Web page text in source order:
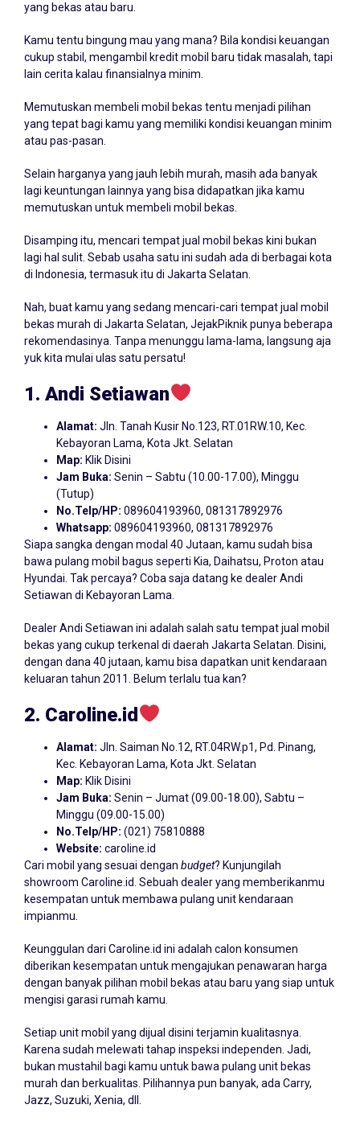
yang bekas atau baru.
Kamu tentu bingung mau yang mana? Bila kondisi keuangan
cukup stabil, mengambil kredit mobil baru tidak masalah, tapi
lain cerita kalau finansialnya minim.
Memutuskan membeli mobil bekas tentu menjadi pilihan
yang tepat bagi kamu yang memiliki kondisi keuangan minim
atau pas-pasan.
Selain harganya yang jauh lebih murah, masih ada banyak
lagi keuntungan lainnya yang bisa didapatkan jika kamu
memutuskan untuk membeli mobil bekas.
Disamping itu, mencari tempat jual mobil bekas kini bukan
lagi hal sulit. Sebab usaha satu ini sudah ada di berbagai kota
di Indonesia, termasuk itu di Jakarta Selatan
Nah, buat kamu yang sedang mencari-cari tempat jual mobil
bekas murah di Jakarta Selatan, JejakPiknik punya beberapa
rekomendasinya. Tanpa menunggu lama-lama, langsung aja
yuk kita mulai ulas satu persatu!
1. Andi Setiawan
Alamat: Jln. Tanah Kusir No.123, RT.01RW.10, Kec.
Kebayoran Lama, Kota Jkt. Selatan
Map: Klik Disini
Jam Buka: Senin – Sabtu (10.00-17.00), Minggu
(Tutup)
No.Telp/HP: 089604193960, 081317892976
Whatsapp: 089604193960, 081317892976
Siapa sangka dengan modal 40 Jutaan, kamu sudah bisa
bawa pulang mobil bagus seperti Kia, Daihatsu, Proton atau
Hyundai. Tak percaya? Coba saja datang ke dealer Andi
Setiawan di Kebayoran Lama.
Dealer Andi Setiawan ini adalah salah satu tempat jual mobil
bekas yang cukup terkenal di daerah Jakarta Selatan. Disini,
dengan dana 40 jutaan, kamu bisa dapatkan unit kendaraan
keluaran tahun 2011. Belum terlalu tua kan?
2. Caroline.id
Alamat: Jln. Saiman No.12, RT.04RW.p1, Pd. Pinang,
Kec. Kebayoran Lama, Kota Jkt. Selatan
Map: Klik Disini
Jam Buka: Senin – Jumat (09.00-18.00), Sabtu –
Minggu (09.00-15.00)
No.Telp/HP: (021) 75810888
Website: caroline.id
Cari mobil yang sesuai dengan budget? Kunjungilah
showroom Caroline.id. Sebuah dealer yang memberikanmu
kesempatan untuk membawa pulang unit kendaraan
impianmu.
Keunggulan dari Caroline.id ini adalah calon konsumen
diberikan kesempatan untuk mengajukan penawaran harga
dengan banyak pilihan mobil bekas atau baru yang siap untuk
mengisi garasi rumah kamu.
Setiap unit mobil yang dijual disini terjamin kualitasnya.
Karena sudah melewati tahap inspeksi independen. Jadi,
bukan mustahil bagi kamu untuk bawa pulang unit bekas
murah dan berkualitas. Pilihannya pun banyak, ada Carry,
Jazz, Suzuki, Xenia, dll.